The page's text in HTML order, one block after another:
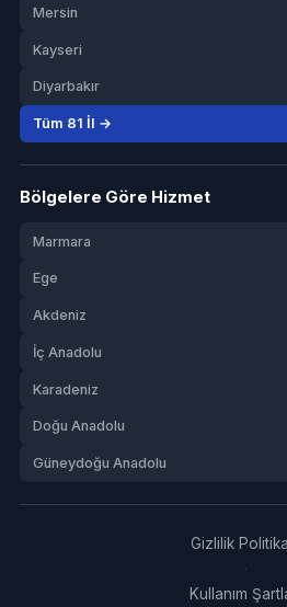
Mersin
Kayseri
Diyarbakır
Tüm 81 İl →
Bölgelere Göre Hizmet
Marmara
Ege
Akdeniz
İç Anadolu
Karadeniz
Doğu Anadolu
Güneydoğu Anadolu
Gizlilik
·
Kullanım